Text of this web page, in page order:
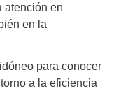
atención en
en la
para conocer
a la eficiencia